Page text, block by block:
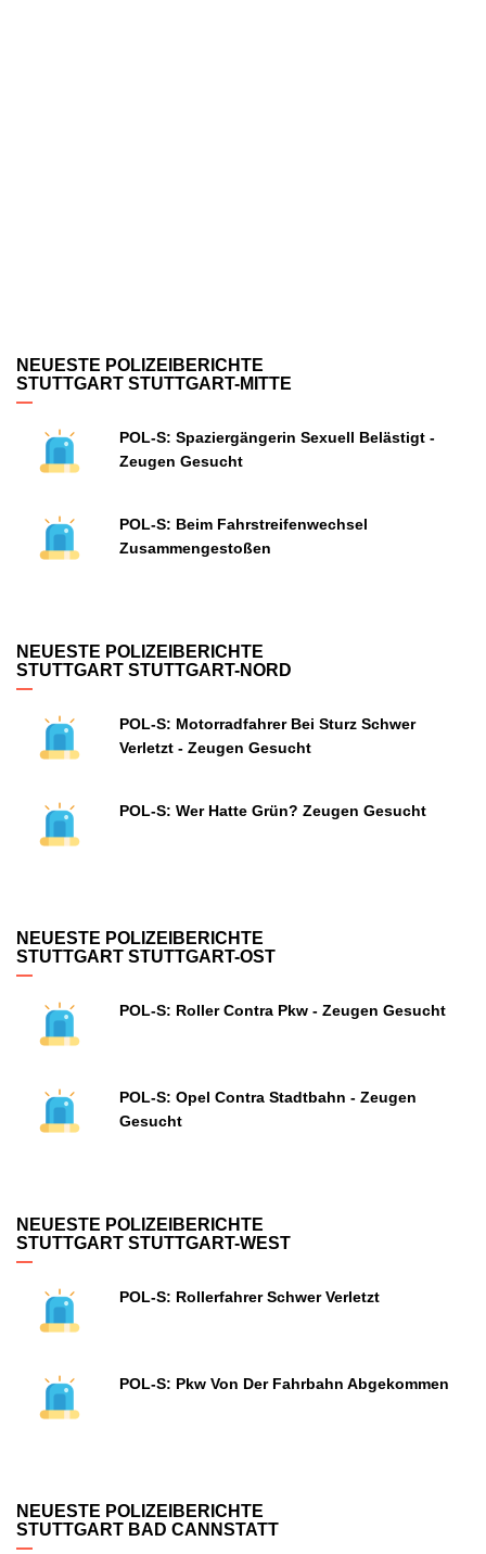
NEUESTE POLIZEIBERICHTE
STUTTGART STUTTGART-MITTE
POL-S: Spaziergängerin Sexuell Belästigt -
Zeugen Gesucht
POL-S: Beim Fahrstreifenwechsel
Zusammengestoßen
NEUESTE POLIZEIBERICHTE
STUTTGART STUTTGART-NORD
POL-S: Motorradfahrer Bei Sturz Schwer
Verletzt - Zeugen Gesucht
POL-S: Wer Hatte Grün? Zeugen Gesucht
NEUESTE POLIZEIBERICHTE
STUTTGART STUTTGART-OST
POL-S: Roller Contra Pkw - Zeugen Gesucht
POL-S: Opel Contra Stadtbahn - Zeugen
Gesucht
NEUESTE POLIZEIBERICHTE
STUTTGART STUTTGART-WEST
POL-S: Rollerfahrer Schwer Verletzt
POL-S: Pkw Von Der Fahrbahn Abgekommen
NEUESTE POLIZEIBERICHTE
STUTTGART BAD CANNSTATT